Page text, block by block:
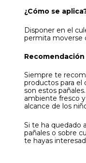
¿Cómo se
Disponer en el
permita moverse
Siempre te
productos para el
son estos
ambiente fresco
alcance de los
Si te ha quedado
pañales o sobre
te hayas